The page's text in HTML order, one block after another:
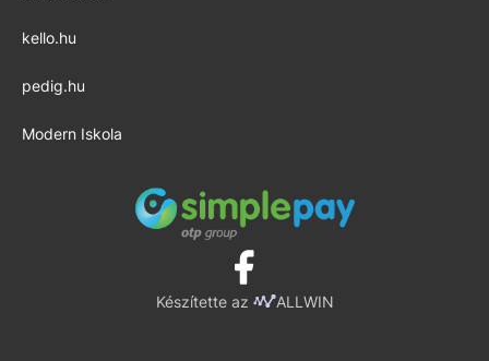
kello.hu
pedig.hu
Modern Iskola
Készítette az ALLWIN